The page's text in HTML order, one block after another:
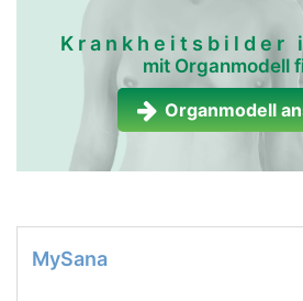
Krankheitsbilder
mit Organmodell
Organmodell
MySana